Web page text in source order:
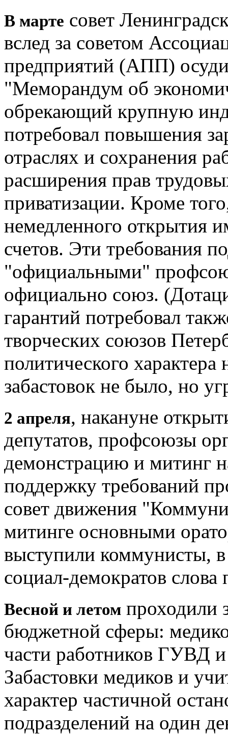
В марте совет
вслед за советом
предприятий (АПП)
"Меморандум об
обрекающий крупную
потребовал повышения
отраслях и сохранения
расширения прав
приватизации. Кроме
немедленного открытия
счетов. Эти требования
"официальными"
официально союз.
гарантий потребовал
творческих союзов
политического
забастовок не было, но
2 апреля, накануне
депутатов, профсоюзы
демонстрацию и митинг
поддержку требований
совет движения
митинге основными
выступили коммунисты, в
социал-демократов
Весной и летом проходили
бюджетной сферы:
части работников ГУВД и
Забастовки медиков и
характер частичной
подразделений на один